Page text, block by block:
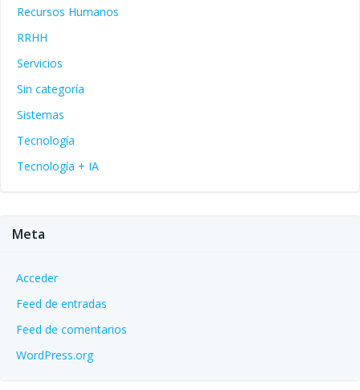
Recursos Humanos
RRHH
Servicios
Sin categoría
Sistemas
Tecnología
Tecnología + IA
Meta
Acceder
Feed de entradas
Feed de comentarios
WordPress.org